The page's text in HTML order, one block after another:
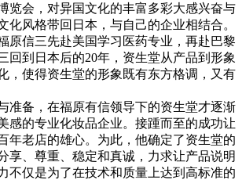
览会，对异国文化的丰富多彩大感兴奋与
化风格带回日本，与自己的企业相结合。
原信三先赴美国学习医药专业，再赴巴黎
回到日本后的20年，资生堂从产品到形象
，使得资生堂的形象既有东方格调，又有
备，在福原有信领导下的资生堂才逐渐
感的专业化妆品企业。接踵而至的成功让
年老店的雄心。为此，他确定了资生堂的
享、尊重、稳定和真诚，力求让产品说明
不仅是为了在技术和质量上达到高标准的